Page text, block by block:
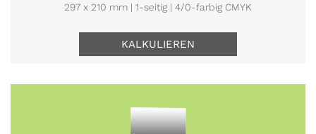
297 x 210 mm | 1-seitig | 4/0-farbig CMYK
KALKULIEREN